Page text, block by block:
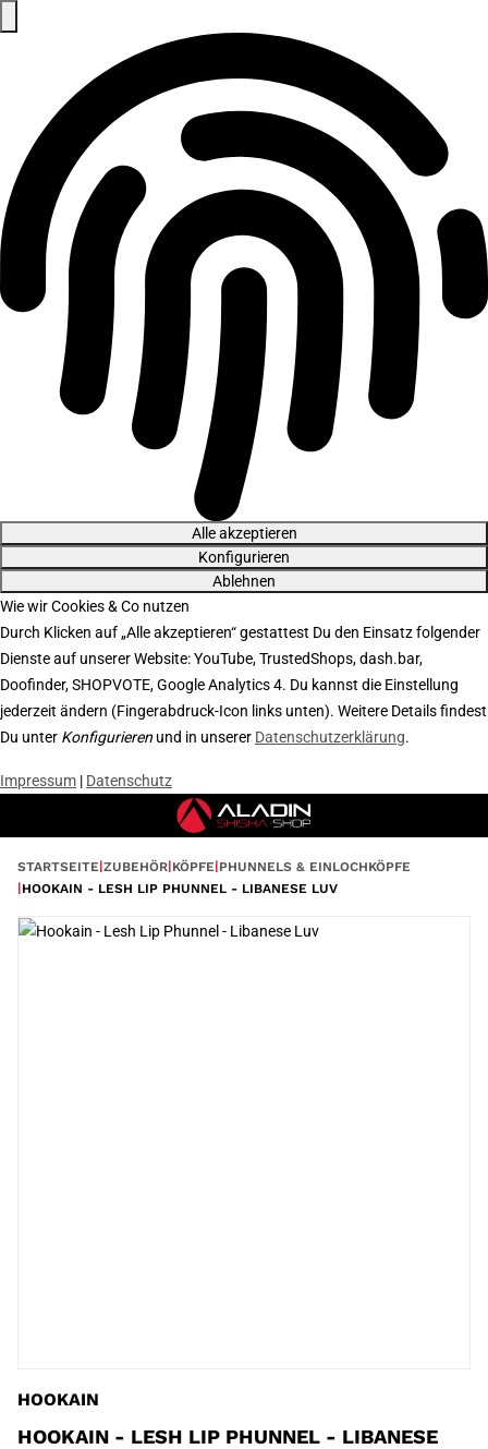
Alle akzeptieren
Konfigurieren
Ablehnen
Wie wir Cookies & Co nutzen
Durch Klicken auf „Alle akzeptieren“ gestattest Du den Einsatz folgender
Dienste auf unserer Website: YouTube, TrustedShops, dash.bar,
Doofinder, SHOPVOTE, Google Analytics 4. Du kannst die Einstellung
jederzeit ändern (Fingerabdruck-Icon links unten). Weitere Details findest
Du unter Konfigurieren und in unserer Datenschutzerklärung.
Impressum | Datenschutz
STARTSEITE ZUBEHÖR KÖPFE PHUNNELS & EINLOCHKÖPFE
HOOKAIN - LESH LIP PHUNNEL - LIBANESE LUV
HOOKAIN
HOOKAIN - LESH LIP PHUNNEL - LIBANESE